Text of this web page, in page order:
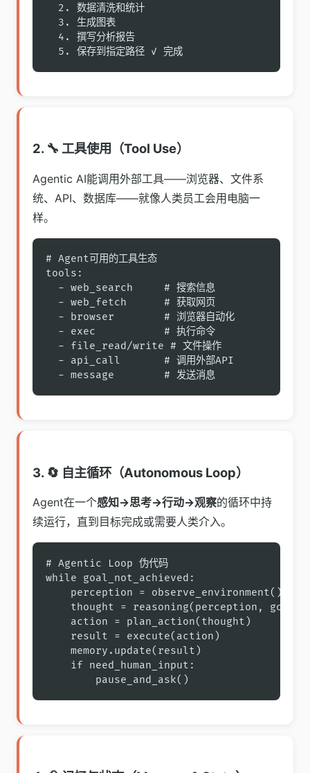
  2. 数据清洗和统计
  3. 生成图表
  4. 撰写分析报告
  5. 保存到指定路径 ✓ 完成
2. 🔧 工具使用（Tool Use）
Agentic AI能调用外部工具——浏览器、文件系
统、API、数据库——就像人类员工会用电脑一
样。
# Agent可用的工具生态
tools:
  - web_search     # 搜索信息
  - web_fetch      # 获取网页
  - browser        # 浏览器自动化
  - exec           # 执行命令
  - file_read/write # 文件操作
  - api_call       # 调用外部API
  - message        # 发送消息
3. 🔄 自主循环（Autonomous Loop）
Agent在一个感知→思考→行动→观察的循环中持
续运行，直到目标完成或需要人类介入。
# Agentic Loop 伪代码
while goal_not_achieved:
    perception = observe_environment()
    thought = reasoning(perception, goal)
    action = plan_action(thought)
    result = execute(action)
    memory.update(result)
    if need_human_input:
        pause_and_ask()